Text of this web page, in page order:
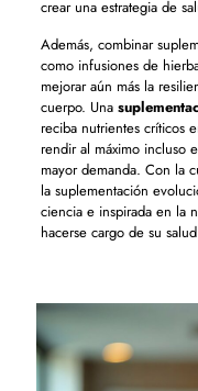
crear una estrategia de
Además, combinar
como infusiones de
mejorar aún más la
cuerpo. Una
reciba nutrientes críticos
rendir al máximo incluso
mayor demanda. Con la
la suplementación
ciencia e inspirada en la
hacerse cargo de su